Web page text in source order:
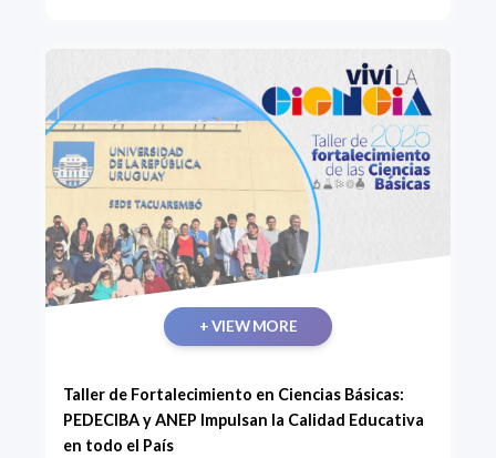
+ VIEW MORE
Taller de Fortalecimiento en Ciencias Básicas:
PEDECIBA y ANEP Impulsan la Calidad Educativa
en todo el País